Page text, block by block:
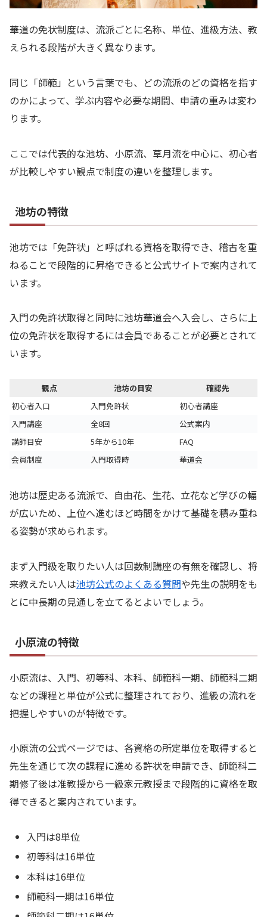
華道の免状制度は、流派ごとに名称、単位、進級方法、教
えられる段階が大きく異なります。
同じ「師範」という言葉でも、どの流派のどの資格を指す
のかによって、学ぶ内容や必要な期間、申請の重みは変わ
ります。
ここでは代表的な池坊、小原流、草月流を中心に、初心者
が比較しやすい観点で制度の違いを整理します。
池坊の特徴
池坊では「免許状」と呼ばれる資格を取得でき、稽古を重
ねることで段階的に昇格できると公式サイトで案内されて
います。
入門の免許状取得と同時に池坊華道会へ入会し、さらに上
位の免許状を取得するには会員であることが必要とされて
います。
観点 池坊の目安
確認先
初心者入口
入門免許状
初心者講座
入門講座
全8回
公式案内
講師目安
5年から10年
FAQ
会員制度
入門取得時 華道会
池坊は歴史ある流派で、自由花、生花、立花など学びの幅
が広いため、上位へ進むほど時間をかけて基礎を積み重ね
る姿勢が求められます。
まず入門級を取りたい人は回数制講座の有無を確認し、将
来教えたい人は池坊公式のよくある質問や先生の説明をも
とに中長期の見通しを立てるとよいでしょう。
小原流の特徴
小原流は、入門、初等科、本科、師範科一期、師範科二期
などの課程と単位が公式に整理されており、進級の流れを
把握しやすいのが特徴です。
小原流の公式ページでは、各資格の所定単位を取得すると
先生を通じて次の課程に進める許状を申請でき、師範科二
期修了後は准教授から一級家元教授まで段階的に資格を取
得できると案内されています。
入門は8単位
初等科は16単位
本科は16単位
師範科一期は16単位